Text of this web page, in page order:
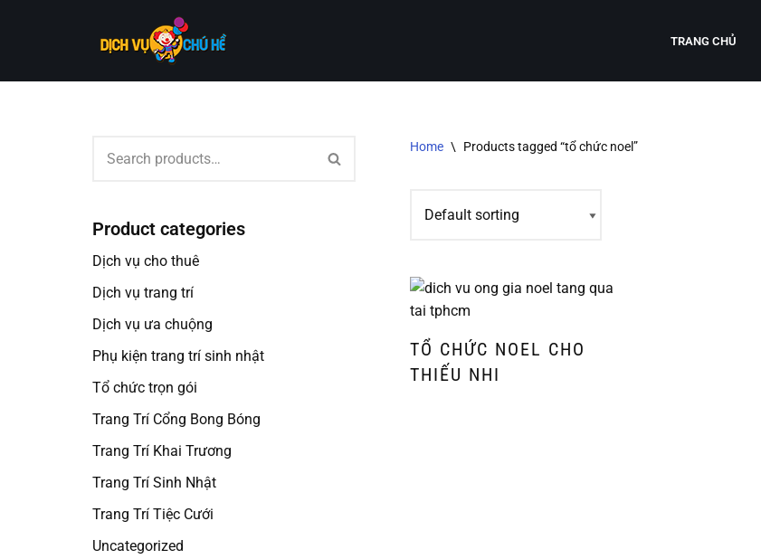
TRANG CHỦ
Product categories
Dịch vụ cho thuê
Dịch vụ trang trí
Dịch vụ ưa chuộng
Phụ kiện trang trí sinh nhật
Tổ chức trọn gói
Trang Trí Cổng Bong Bóng
Trang Trí Khai Trương
Trang Trí Sinh Nhật
Trang Trí Tiệc Cưới
Uncategorized
Home \ Products tagged “tổ chức noel”
TỔ CHỨC NOEL CHO
THIẾU NHI